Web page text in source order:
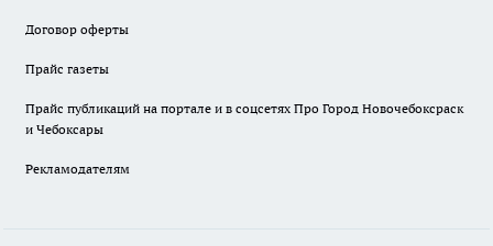
Договор оферты
Прайс газеты
Прайс публикаций на портале и в соцсетях Про Город Новочебоксраск
и Чебоксары
Рекламодателям